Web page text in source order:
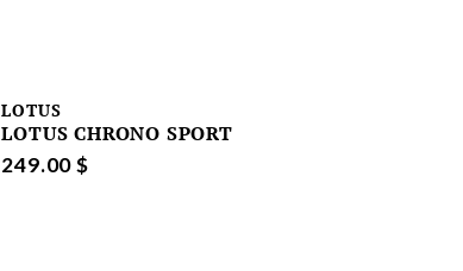
LOTUS
LOTUS CHRONO SPORT
249.00 $